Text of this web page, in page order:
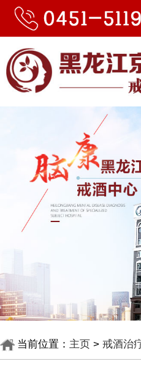
当前位置： 主页> 戒酒治